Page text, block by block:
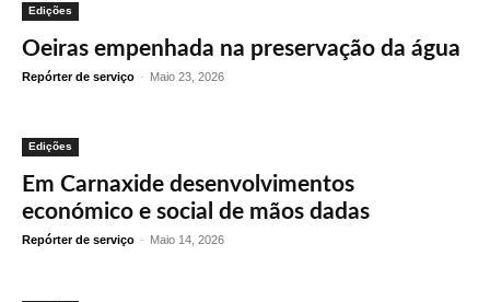
Edições
Oeiras empenhada na preservação da água
Repórter de serviço - Maio 23, 2026
Edições
Em Carnaxide desenvolvimentos
económico e social de mãos dadas
Repórter de serviço - Maio 14, 2026